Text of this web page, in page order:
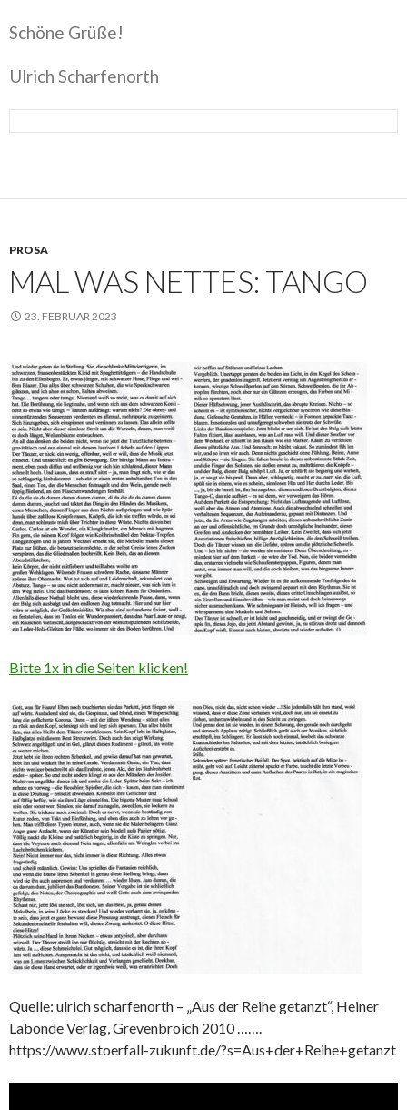
Schöne Grüße!
Ulrich Scharfenorth
PROSA
MAL WAS NETTES: TANGO
23. FEBRUAR 2023
Bitte 1x in die Seiten klicken!
Quelle: ulrich scharfenorth – „Aus der Reihe getanzt“, Heiner
Labonde Verlag, Grevenbroich 2010 …….
https://www.stoerfall-zukunft.de/?s=Aus+der+Reihe+getanzt